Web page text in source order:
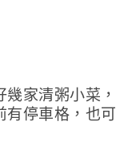
家清粥小菜，
有停車格，也可